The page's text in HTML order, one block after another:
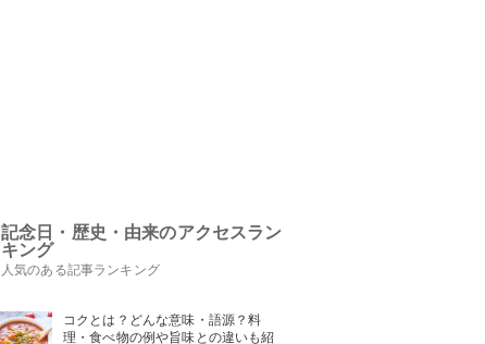
記念日・歴史・由来のアクセスラン
キング
人気のある記事ランキング
コクとは？どんな意味・語源？料
理・食べ物の例や旨味との違いも紹